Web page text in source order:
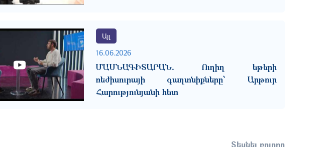
Այլ
16.06.2026
ՄԱՍՆԱԳԻՏԱՐԱՆ․ Ուղիղ եթերի
ռեժիսուրայի գաղտնիքները՝ Արթուր
Հարությունյանի հետ
Տեսնել բոլորը